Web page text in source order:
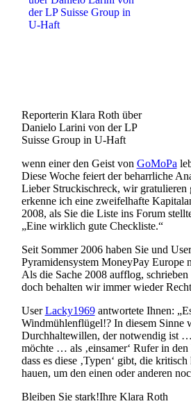
Reporterin Klara Roth über
Danielo Larini von der LP
Suisse Group in U-Haft
wenn einer den Geist von GoMoPa
Diese Woche feiert der beharrliche
Lieber Struckischreck, wir gratulieren
erkenne ich eine zweifelhafte
2008, als Sie die Liste ins Forum
„Eine wirklich gute Checkliste.“
Seit Sommer 2006 haben Sie und
Pyramidensystem MoneyPay Europe
Als die Sache 2008 aufflog,
doch behalten wir immer wieder
UserLacky1969antwortete Ihnen:
Windmühlenflügel!? In diesem Sinne
Durchhaltewillen, der notwendig ist
möchte … als ‚einsamer‘ Rufer in
dass es diese ‚Typen‘ gibt, die
hauen, um den einen oder anderen
Bleiben Sie stark!Ihre Klara Roth